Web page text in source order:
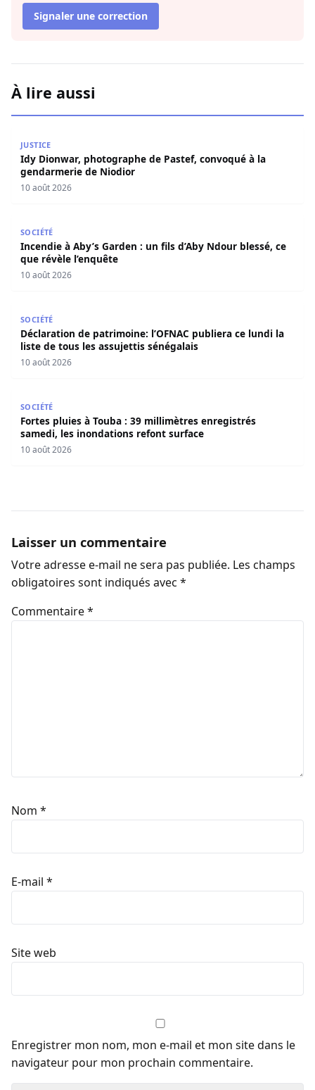
Signaler une correction
À lire aussi
JUSTICE
Idy Dionwar, photographe de Pastef, convoqué à la
gendarmerie de Niodior
10 août 2026
SOCIÉTÉ
Incendie à Aby’s Garden : un fils d’Aby Ndour blessé, ce
que révèle l’enquête
10 août 2026
SOCIÉTÉ
Déclaration de patrimoine: l’OFNAC publiera ce lundi la
liste de tous les assujettis sénégalais
10 août 2026
SOCIÉTÉ
Fortes pluies à Touba : 39 millimètres enregistrés
samedi, les inondations refont surface
10 août 2026
Laisser un commentaire
Votre adresse e-mail ne sera pas publiée. Les champs
obligatoires sont indiqués avec *
Commentaire*
Nom *
E-mail *
Site web
Enregistrer mon nom, mon e-mail et mon site dans le
navigateur pour mon prochain commentaire.